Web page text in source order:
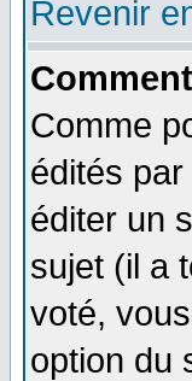
Revenir
Comme
édités
éditer un
sujet (il a
voté,
option du